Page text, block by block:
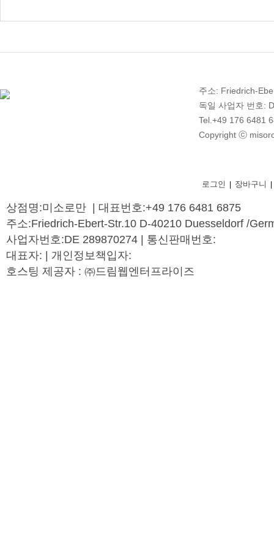
주소: Friedrich-
독일 사업자 번호:
Tel.+49 176 6481
Copyright ⓒ
로그인 장바구니
상점명:미소로만 | 대표번호:+49 176 6481 6875
주소:Friedrich-Ebert-Str.10 D-40210 Duesseldorf /
사업자번호:DE 289870274 | 통신판매번호:
대표자: | 개인정보책입자:
호스팅 제공자 : ㈜드림웹엔터프라이즈